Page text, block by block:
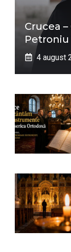
Crucea
Petroniu
4 august